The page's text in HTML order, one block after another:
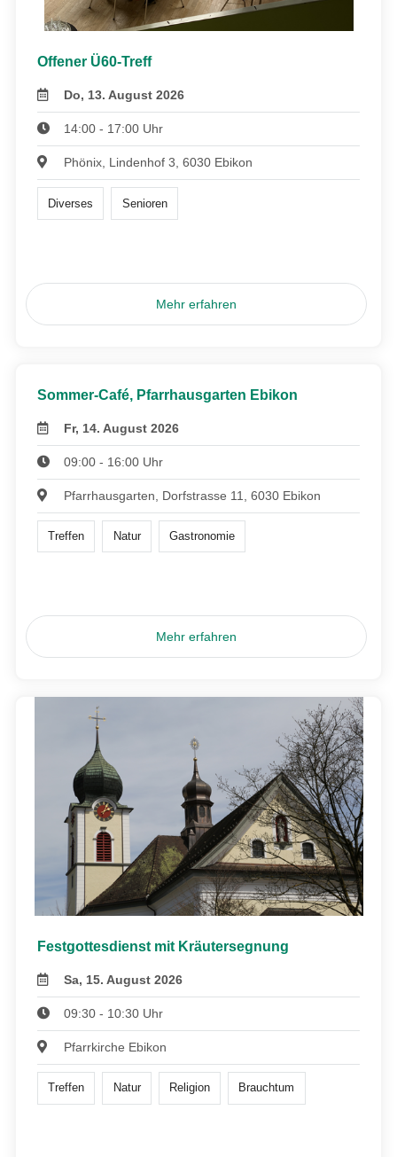
Offener Ü60-Treff
Do, 13. August 2026
14:00 - 17:00 Uhr
Phönix, Lindenhof 3, 6030 Ebikon
Diverses Senioren
Mehr erfahren
Sommer-Café, Pfarrhausgarten Ebikon
Fr, 14. August 2026
09:00 - 16:00 Uhr
Pfarrhausgarten, Dorfstrasse 11, 6030 Ebikon
Treffen Natur Gastronomie
Mehr erfahren
Festgottesdienst mit Kräutersegnung
Sa, 15. August 2026
09:30 - 10:30 Uhr
Pfarrkirche Ebikon
Treffen Natur Religion Brauchtum